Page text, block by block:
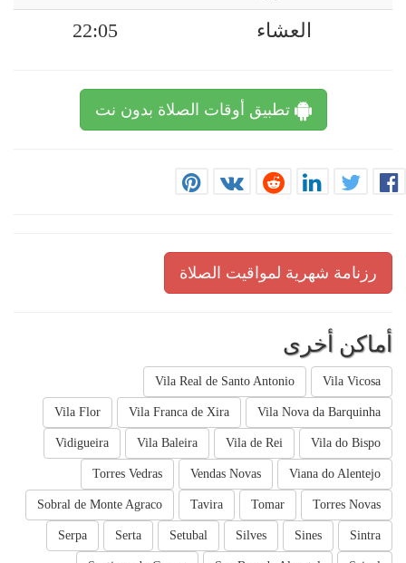
العشاء
22:05
تطبيق أوقات الصلاة بدون نت
رزنامة شهرية لمواقيت الصلاة
أماكن أخرى
Vila Vicosa
Vila Real de Santo Antonio
Vila Nova da Barquinha
Vila Franca de Xira
Vila Flor
Vila do Bispo
Vila de Rei
Vila Baleira
Vidigueira
Viana do Alentejo
Vendas Novas
Torres Vedras
Torres Novas
Tomar
Tavira
Sobral de Monte Agraco
Sintra
Sines
Silves
Setubal
Serta
Serpa